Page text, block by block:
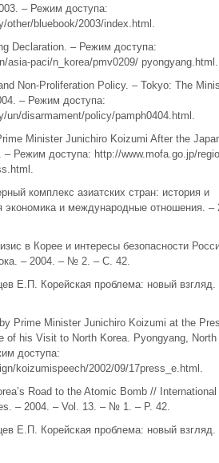
– Режим доступа:
other/bluebook/2003/index.html.
Declaration. – Режим доступа:
asia-paci/n_korea/pmv0209/ pyongyang.html.
Non-Proliferation Policy. – Tokyo: The
– Режим доступа:
un/disarmament/policy/pamph0404.html.
Minister Junichiro Koizumi After the
– Режим доступа: http://www.mofa.go.jp/
комплекс азиатских стран: история и
экономика и международные отношения. –
в Корее и интересы безопасности
– 2004. – № 2. – С. 42.
Е.П. Корейская проблема: новый
Prime Minister Junichiro Koizumi at the
of his Visit to North Korea. Pyongyang, North
доступа:
koizumispeech/2002/09/17press_e.html.
Road to the Atomic Bomb //
– 2004. – Vol. 13. – № 1. – Р. 42.
Е.П. Корейская проблема: новый